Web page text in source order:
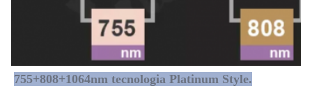
755+808+1064nm tecnologia Platinum Style.